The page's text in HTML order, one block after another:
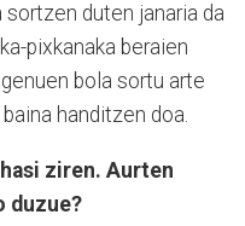
duten janaria da
pixkanaka beraien
bola sortu arte
handitzen doa.
ziren. Aurten
duzue?